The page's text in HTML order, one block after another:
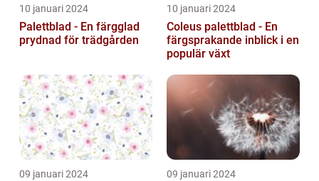
10 januari 2024
Palettblad - En färgglad
prydnad för trädgården
10 januari 2024
Coleus palettblad - En
färgsprakande inblick i en
populär växt
09 januari 2024 09 januari 2024